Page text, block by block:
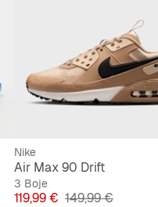
Nike
Air Max 90 Drift
3 Boje
Cijena
119,99 € Originalna cijena
149,99 €